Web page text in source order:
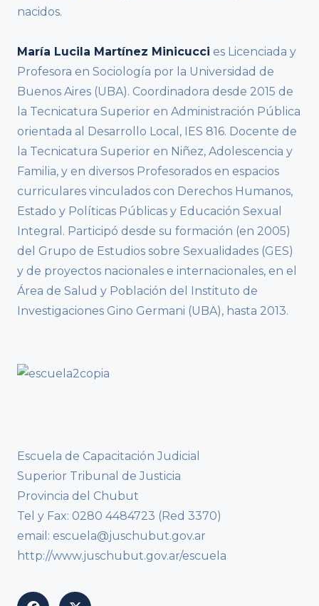
nacidos.
María Lucila Martínez Minicucci es Licenciada y
Profesora en Sociología por la Universidad de
Buenos Aires (UBA). Coordinadora desde 2015 de
la Tecnicatura Superior en Administración Pública
orientada al Desarrollo Local, IES 816. Docente de
la Tecnicatura Superior en Niñez, Adolescencia y
Familia, y en diversos Profesorados en espacios
curriculares vinculados con Derechos Humanos,
Estado y Políticas Públicas y Educación Sexual
Integral. Participó desde su formación (en 2005)
del Grupo de Estudios sobre Sexualidades (GES)
y de proyectos nacionales e internacionales, en el
Área de Salud y Población del Instituto de
Investigaciones Gino Germani (UBA), hasta 2013.
Escuela de Capacitación Judicial
Superior Tribunal de Justicia
Provincia del Chubut
Tel y Fax: 0280 4484723 (Red 3370)
email: escuela@juschubut.gov.ar
http://www.juschubut.gov.ar/escuela